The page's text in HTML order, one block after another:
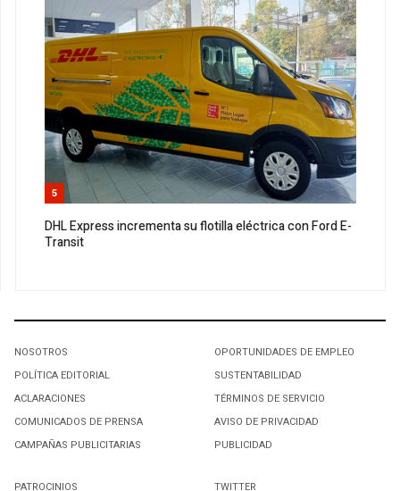
5
DHL Express incrementa su flotilla eléctrica con Ford E-
Transit
NOSOTROS
POLÍTICA EDITORIAL
ACLARACIONES
COMUNICADOS DE PRENSA
CAMPAÑAS PUBLICITARIAS
OPORTUNIDADES DE EMPLEO
SUSTENTABILIDAD
TÉRMINOS DE SERVICIO
AVISO DE PRIVACIDAD
PUBLICIDAD
PATROCINIOS TWITTER